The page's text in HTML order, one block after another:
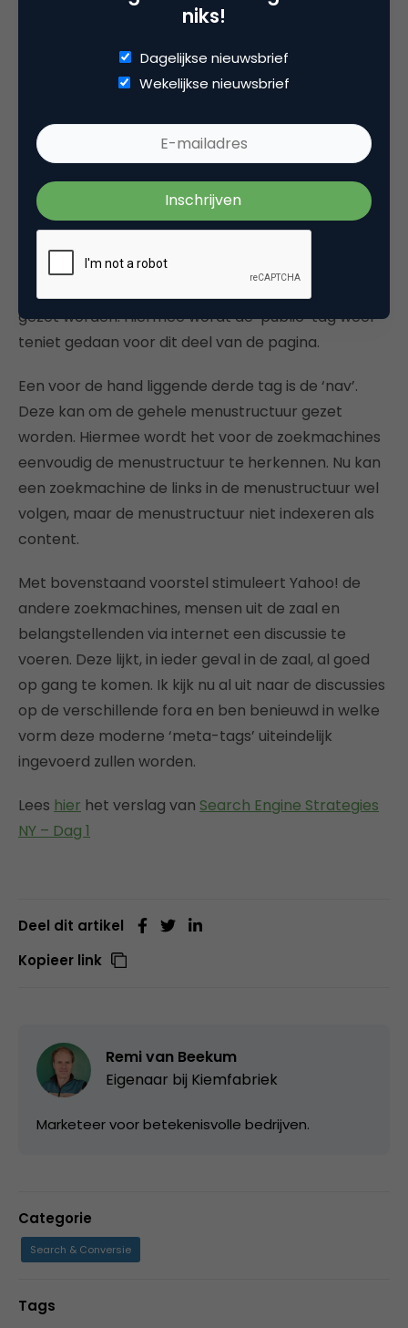
In de praktijk zouden bijvoorbeeld alle reacties op
Zoekmachines kunnen er nu rekening mee houden
dat de reacties misschien minder betrouwbaar zijn
en dus minder zouden moeten wegen bij de ranking
van deze pagina.
Iemand die op een site is ingelogd is in op enig
niveau geautoriseerd aldus Yahoo!. Deze bezoeker
bezoeker. Met die reden is de ‘default’ tag bedacht.
gezet worden. Hiermee wordt de ‘public’ tag weer
teniet gedaan voor dit deel van de pagina.
Een voor de hand liggende derde tag is de ‘nav’.
Deze kan om de gehele menustructuur gezet
worden. Hiermee wordt het voor de zoekmachines
eenvoudig de menustructuur te herkennen. Nu kan
een zoekmachine de links in de menustructuur wel
volgen, maar de menustructuur niet indexeren als
content.
Met bovenstaand voorstel stimuleert Yahoo! de
andere zoekmachines, mensen uit de zaal en
belangstellenden via internet een discussie te
voeren. Deze lijkt, in ieder geval in de zaal, al goed
op gang te komen. Ik kijk nu al uit naar de discussies
op de verschillende fora en ben benieuwd in welke
vorm deze moderne ‘meta-tags’ uiteindelijk
ingevoerd zullen worden.
Lees hier het verslag van Search Engine Strategies
NY – Dag 1
Deel dit artikel
Kopieer link
Remi van Beekum
Eigenaar bij Kiemfabriek
Marketeer voor betekenisvolle bedrijven.
Categorie
Search & Conversie
Tags
niks!
Dagelijkse nieuwsbrief
Wekelijkse nieuwsbrief